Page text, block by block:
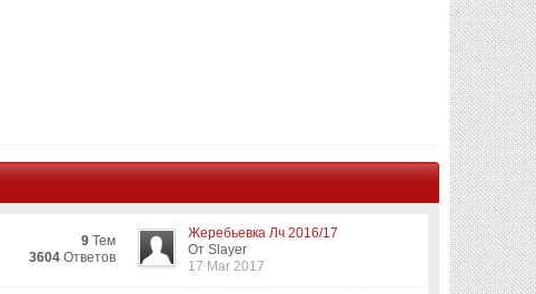
9 Тем
3604 Ответов
Жеребьевка Лч 2016/17
От Slayer
17 Mar 2017